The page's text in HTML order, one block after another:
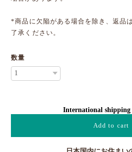
*商品に欠陥がある場合を除き、返品
了承ください。
数量
International shipping
Add to cart